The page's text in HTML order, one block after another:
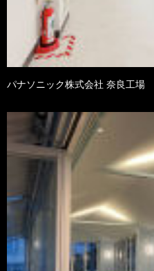
パナソニック株式会社 奈良工場